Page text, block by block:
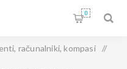
0
računalniki, kompasi /